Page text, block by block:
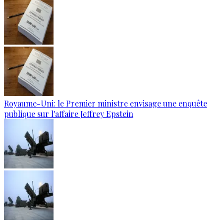
Royaume-Uni: le Premier ministre envisage une enquête
publique sur l'affaire Jeffrey Epstein